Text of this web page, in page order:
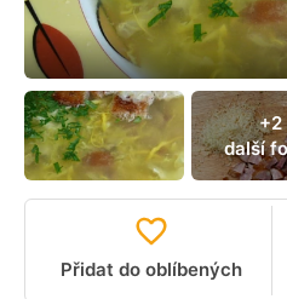
+2
další
Přidat do oblíbených